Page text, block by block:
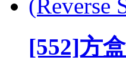
[552]方